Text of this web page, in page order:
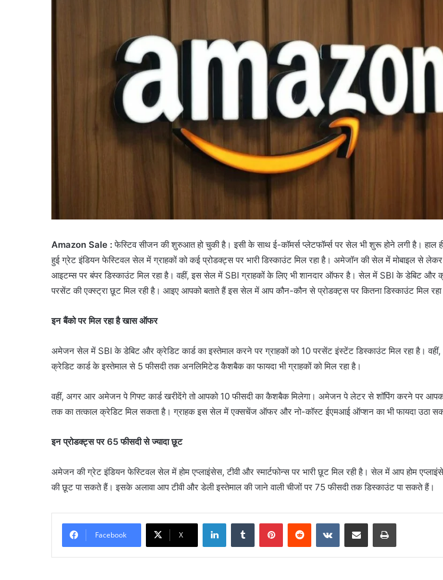
Amazon Sale :फेस्टिव सीजन की शुरुआत हो चुकी है। इसी के साथ ई-कॉमर्स प्लेटफॉर्म्स पर सेल भी शुरू होने लगी है। हाल
हुई ग्रेट इंडियन फेस्टिवल सेल में ग्राहकों को कई प्रोडक्ट्स पर भारी डिस्काउंट मिल रहा है। अमेजॉन की सेल में मोबाइल से
आइटम्स पर बंपर डिस्काउंट मिल रहा है। वहीं, इस सेल में SBI ग्राहकों के लिए भी शानदार ऑफर है। सेल में SBI के डेबिट और
परसेंट की एक्स्ट्रा छूट मिल रही है। आइए आपको बताते हैं इस सेल में आप कौन-कौन से प्रोडक्ट्स पर कितना डिस्काउंट मिल रहा
इन बैंको पर मिल रहा है खास ऑफर
अमेजन सेल में SBI के डेबिट और क्रेडिट कार्ड का इस्तेमाल करने पर ग्राहकों को 10 परसेंट इंस्टेंट डिस्काउंट मिल रहा है।
क्रेडिट कार्ड के इस्तेमाल से 5 फीसदी तक अनलिमिटेड कैशबैक का फायदा भी ग्राहकों को मिल रहा है।
वहीं, अगर आर अमेजन पे गिफ्ट कार्ड खरीदेंगे तो आपको 10 फीसदी का कैशबैक मिलेगा। अमेजन पे लेटर से शॉपिंग करने पर
तक का तत्काल क्रेडिट मिल सकता है। ग्राहक इस सेल में एक्सचेंज ऑफर और नो-कॉस्ट ईएमआई ऑप्शन का भी फायदा उठा
इन प्रोडक्ट्स पर 65 फीसदी से ज्यादा छूट
अमेजन की ग्रेट इंडियन फेस्टिवल सेल में होम एप्लाइंसेस, टीवी और स्मार्टफोन्स पर भारी छूट मिल रही है। सेल में आप होम
की छूट पा सकते हैं। इसके अलावा आप टीवी और डेली इस्तेमाल की जाने वाली चीजों पर 75 फीसदी तक डिस्काउंट पा सकते हैं।
Facebook X
LinkedInTumblr PinterestReddit VKontakteShare via Email Print